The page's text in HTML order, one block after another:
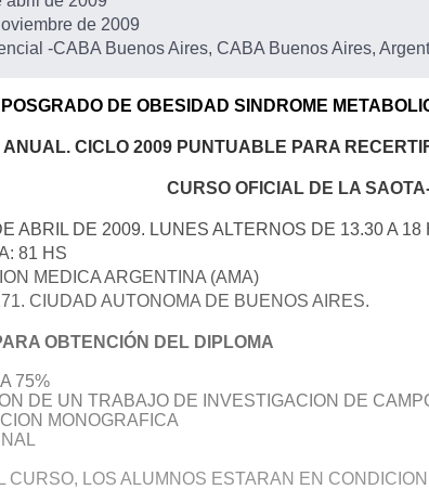
de 2009
-CABA Buenos Aires, CABA Buenos Aires,
DE OBESIDAD SINDROME
ANUAL. CICLO 2009 PUNTUABLE PARA
CURSO OFICIAL DE LA
ABRIL DE 2009. LUNES ALTERNOS DE 13.30 A 18
81 HS
MEDICA ARGENTINA (AMA)
CIUDAD AUTONOMA DE BUENOS AIRES.
OBTENCIÓN DEL DIPLOMA
75%
DE UN TRABAJO DE INVESTIGACION DE
MONOGRAFICA
CURSO, LOS ALUMNOS ESTARAN EN